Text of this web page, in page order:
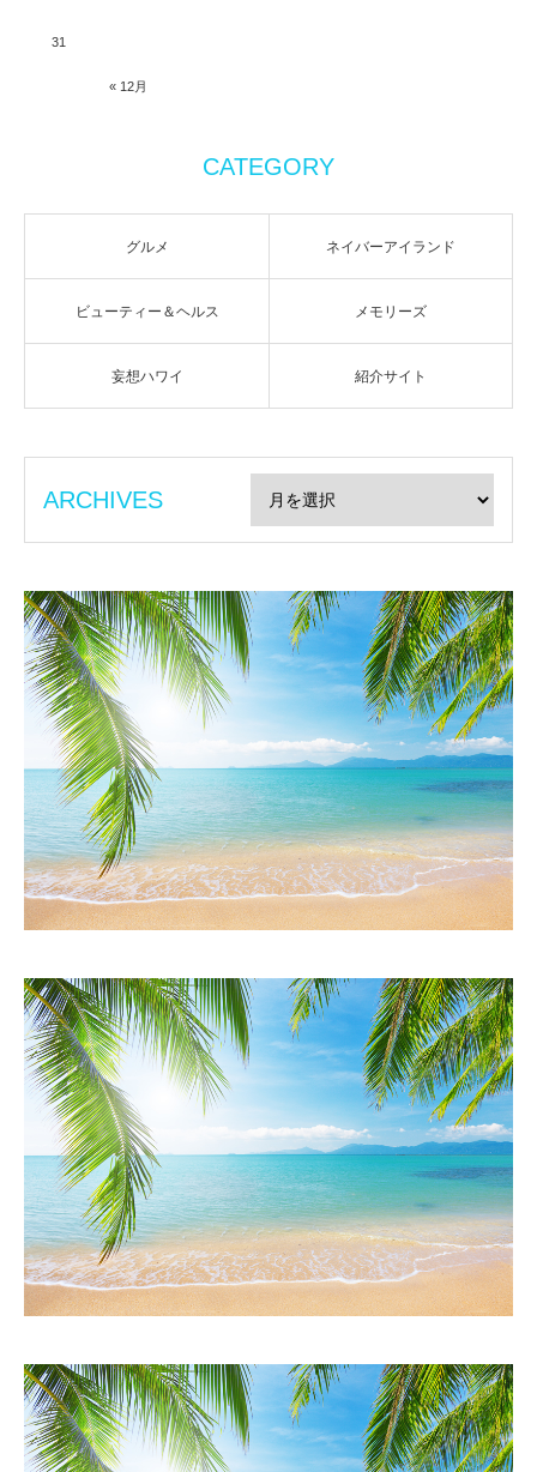
« 12月
31
CATEGORY
グルメ ネイバーアイランド
ビューティー＆ヘルス メモリーズ
妄想ハワイ 紹介サイト
ARCHIVES